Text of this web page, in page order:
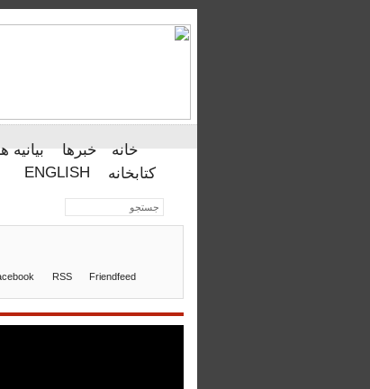
خانه خبرها بیانیه
کتابخانه
ENGLISH
RSS Friendfeed